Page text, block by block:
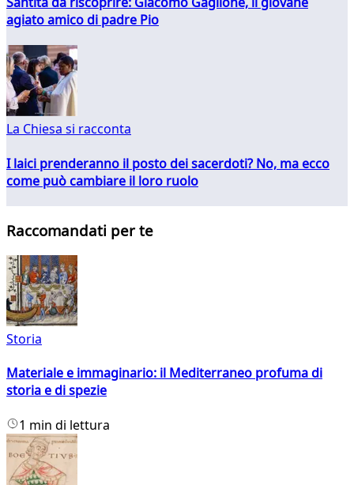
agiato amico di padre Pio
La Chiesa si racconta
I laici prenderanno il posto dei sacerdoti? No, ma ecco
come può cambiare il loro ruolo
Raccomandati per te
Storia
Materiale e immaginario: il Mediterraneo profuma di
storia e di spezie
1 min di lettura